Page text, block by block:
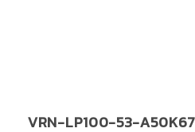
VRN-LP100-53-